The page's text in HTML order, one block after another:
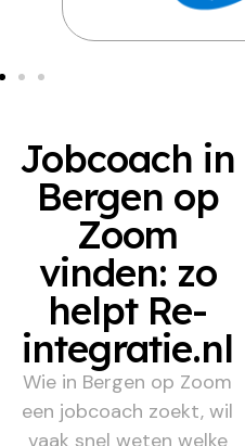
Jobcoach in
Bergen op
Zoom
vinden: zo
helpt Re-
integratie.nl
Wie in Bergen op Zoom
een jobcoach zoekt, wil